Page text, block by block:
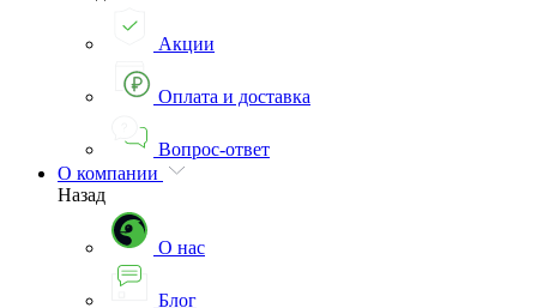
Акции
Оплата и доставка
Вопрос-ответ
О компании
Назад
О нас
Блог